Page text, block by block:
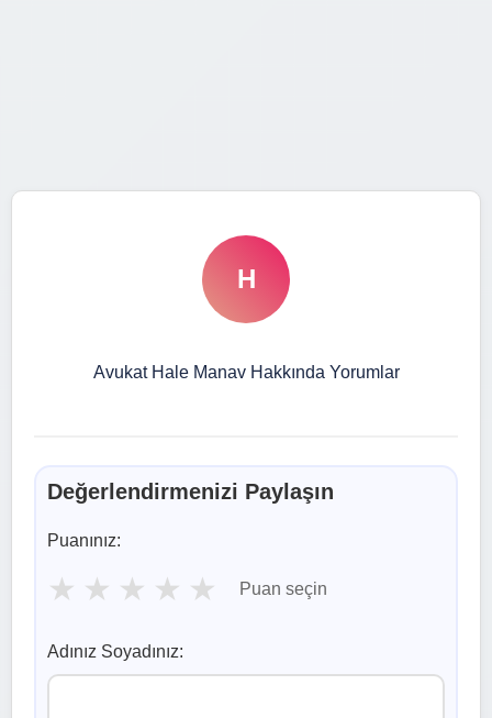
H
Avukat Hale Manav Hakkında Yorumlar
Değerlendirmenizi Paylaşın
Puanınız:
★ ★ ★ ★ ★ Puan seçin
Adınız Soyadınız: